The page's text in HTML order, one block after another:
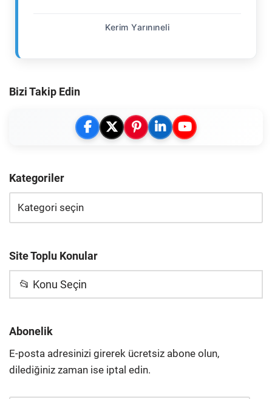
Kerim Yarınıneli
Bizi Takip Edin
Kategoriler
Site Toplu Konular
📂 Konu Seçin
Abonelik
E-posta adresinizi girerek ücretsiz abone olun,
dilediğiniz zaman ise iptal edin.